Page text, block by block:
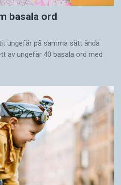
basala ord
ungefär på samma sätt ända
av ungefär 40 basala ord med